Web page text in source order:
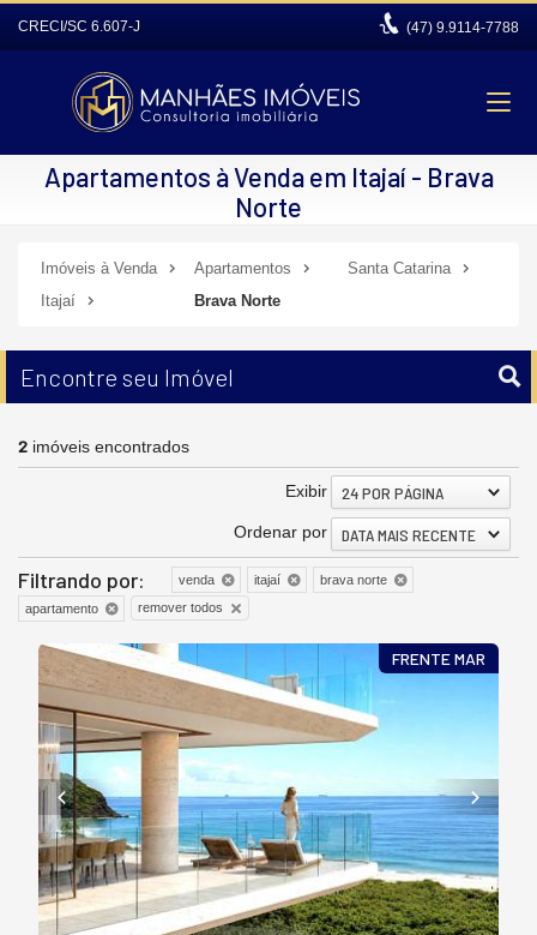
CRECI/SC 6.607-J (47) 9.9114-7788
Apartamentos à Venda em Itajaí - Brava
Norte
Imóveis à Venda Apartamentos
Santa Catarina
Itajaí
Brava Norte
Encontre seu Imóvel
2 imóveis encontrados
Exibir 24 POR PÁGINA
Ordenar por DATA MAIS RECENTE
Filtrando por: venda itajaí
brava norte
apartamento
remover todos
FRENTE MAR